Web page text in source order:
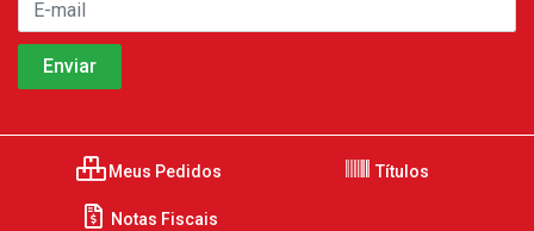
Meus Pedidos Títulos
Notas Fiscais